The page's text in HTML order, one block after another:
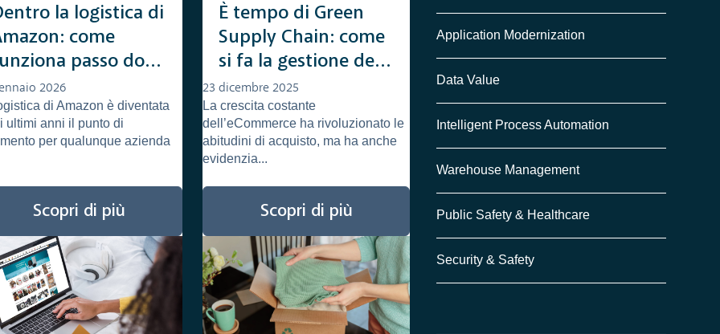
la logistica di
come
passo dopo
2026
di Amazon è diventata
ultimi anni il punto di
per qualunque azienda
Scopri di più
È tempo di Green
Supply Chain: come
si fa la gestione dei
resi nell’eCommerce
23 dicembre 2025
La crescita costante
dell’eCommerce ha rivoluzionato le
abitudini di acquisto, ma ha anche
evidenzia...
Scopri di più
Application Modernization
Data Value
Intelligent Process Automation
Warehouse Management
Public Safety & Healthcare
Security & Safety